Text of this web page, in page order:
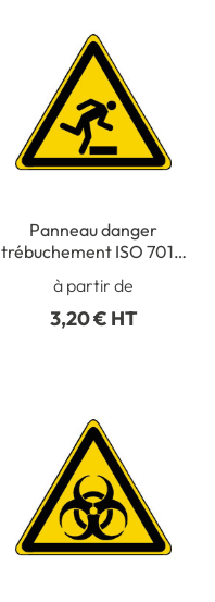
Panneau danger
trébuchement ISO 7010
- W007
à partir de
3,20 € HT